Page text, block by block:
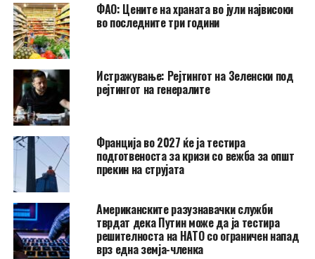
ФАО: Цените на храната во јули највисоки
во последните три години
Истражување: Рејтингот на Зеленски под
рејтингот на генералите
Франција во 2027 ќе ја тестира
подготвеноста за кризи со вежба за општ
прекин на струјата
Американските разузнавачки служби
тврдат дека Путин може да ја тестира
решителноста на НАТО со ограничен напад
врз една земја-членка